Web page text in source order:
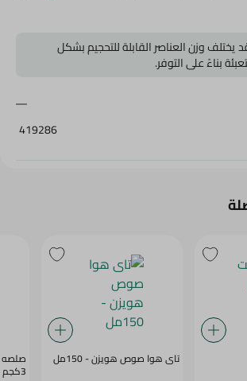
يختلف وزن العناصر القابلة للتحجيم بشكل
بناءً على التوفر.
419286
تاى هوا صوص هويزن - 150مل
3كجم